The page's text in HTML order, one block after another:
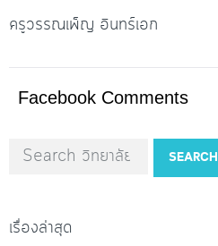
ครูวรรณเพ็ญ อินทร์เอก
Facebook Comments
SEARCH
เรื่องล่าสุด